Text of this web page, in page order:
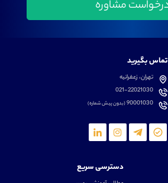
تماس بگیرید
تهران، زعفرانیه
021-22021030
90001030(بدون پیش شماره)
دسترسی سریع